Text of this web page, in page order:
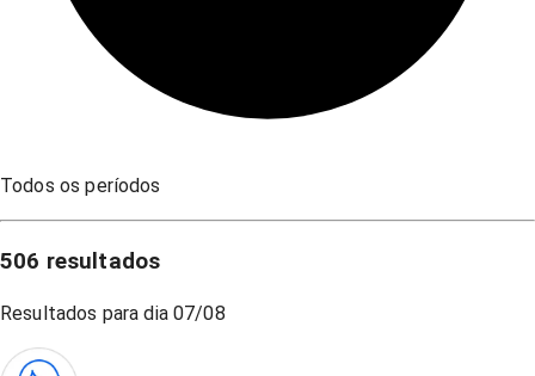
Todos os períodos
506 resultados
Resultados para dia 07/08